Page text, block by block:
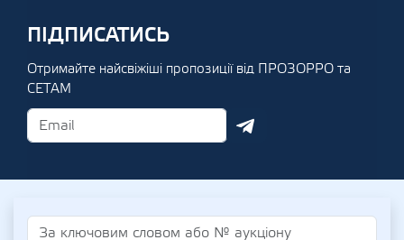
ПІДПИСАТИСЬ
Отримайте найсвіжіші пропозиції від ПРОЗОРРО та
СЕТАМ